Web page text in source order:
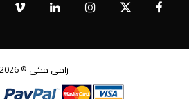
Facebook
X
Instagram
LinkedIn
Vimeo
رامي مكي © 2026